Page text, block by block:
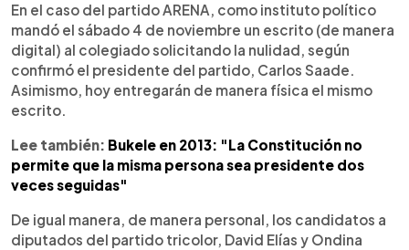
En el caso del partido ARENA, como instituto político
mandó el sábado 4 de noviembre un escrito (de manera
digital) al colegiado solicitando la nulidad, según
confirmó el presidente del partido, Carlos Saade.
Asimismo, hoy entregarán de manera física el mismo
escrito.
Lee también: Bukele en 2013: "La Constitución no
permite que la misma persona sea presidente dos
veces seguidas"
De igual manera, de manera personal, los candidatos a
diputados del partido tricolor, David Elías y Ondina